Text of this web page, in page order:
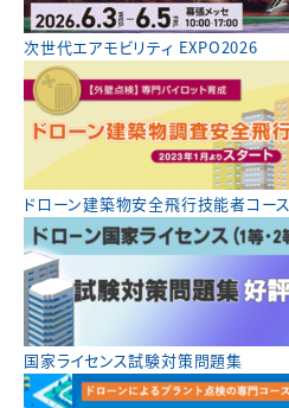
次世代エアモビリティ EXPO2026
ドローン建築物安全飛行技能者コース
国家ライセンス試験対策問題集